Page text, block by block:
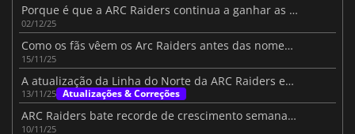
Porque é que a ARC Raiders continua a ganhar as tabelas
02/12/25
Como os fãs vêem os Arc Raiders antes das nomeações para a TGA
15/11/25
A atualização da Linha do Norte da ARC Raiders expande a fronteira
13/11/25 Atualizações & Correções
ARC Raiders bate recorde de crescimento semanal com aumento da base de jogadores
10/11/25